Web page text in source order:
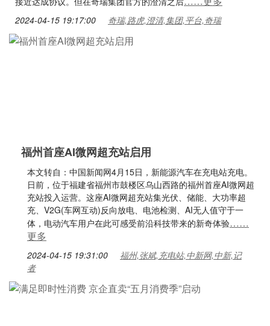
2024-04-15 19:17:00 奇瑞,路虎,澄清,集团,平台,奇瑞
福州首座AI微网超充站启用
本文转自：中国新闻网4月15日，新能源汽车在充电站充电。
日前，位于福建省福州市鼓楼区乌山西路的福州首座AI微网超
充站投入运营。这座AI微网超充站集光伏、储能、大功率超
充、V2G(车网互动)反向放电、电池检测、AI无人值守于一
体，电动汽车用户在此可感受前沿科技带来的新奇体验……
更多
2024-04-15 19:31:00
福州,张斌,充电站,中新网,中新,记
者